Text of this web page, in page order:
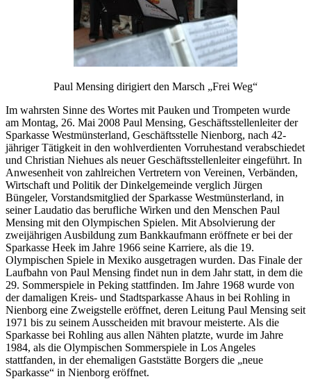
Paul Mensing dirigiert den Marsch „Frei Weg“
Im wahrsten Sinne des Wortes mit Pauken und Trompeten wurde
am Montag, 26. Mai 2008 Paul Mensing, Geschäftsstellenleiter der
Sparkasse Westmünsterland, Geschäftsstelle Nienborg, nach 42-
jähriger Tätigkeit in den wohlverdienten Vorruhestand verabschiedet
und Christian Niehues als neuer Geschäftsstellenleiter eingeführt. In
Anwesenheit von zahlreichen Vertretern von Vereinen, Verbänden,
Wirtschaft und Politik der Dinkelgemeinde verglich Jürgen
Büngeler, Vorstandsmitglied der Sparkasse Westmünsterland, in
seiner Laudatio das berufliche Wirken und den Menschen Paul
Mensing mit den Olympischen Spielen. Mit Absolvierung der
zweijährigen Ausbildung zum Bankkaufmann eröffnete er bei der
Sparkasse Heek im Jahre 1966 seine Karriere, als die 19.
Olympischen Spiele in Mexiko ausgetragen wurden. Das Finale der
Laufbahn von Paul Mensing findet nun in dem Jahr statt, in dem die
29. Sommerspiele in Peking stattfinden. Im Jahre 1968 wurde von
der damaligen Kreis- und Stadtsparkasse Ahaus in bei Rohling in
Nienborg eine Zweigstelle eröffnet, deren Leitung Paul Mensing seit
1971 bis zu seinem Ausscheiden mit bravour meisterte. Als die
Sparkasse bei Rohling aus allen Nähten platzte, wurde im Jahre
1984, als die Olympischen Sommerspiele in Los Angeles
stattfanden, in der ehemaligen Gaststätte Borgers die „neue
Sparkasse“ in Nienborg eröffnet.